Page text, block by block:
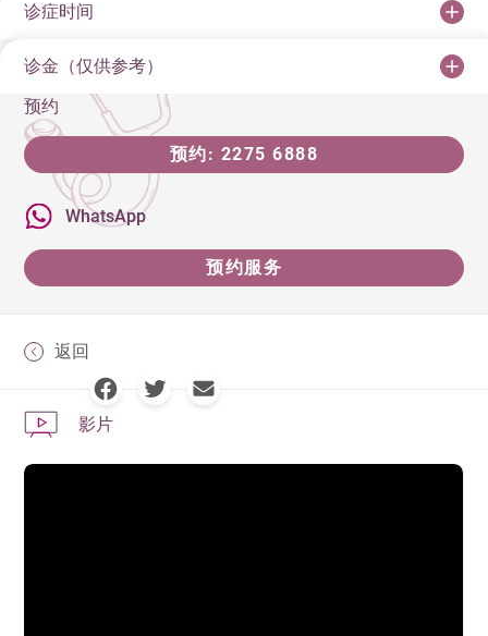
诊症时间
诊金（仅供参考）
预约
预约: 2275 6888
WhatsApp
预约服务
返回
影片